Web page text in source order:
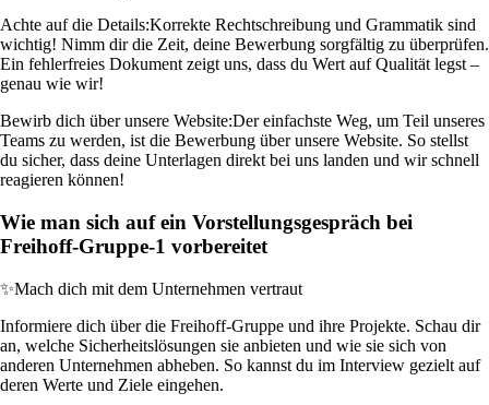
Achte auf die Details:Korrekte Rechtschreibung und Grammatik sind
wichtig! Nimm dir die Zeit, deine Bewerbung sorgfältig zu überprüfen.
Ein fehlerfreies Dokument zeigt uns, dass du Wert auf Qualität legst –
genau wie wir!
Bewirb dich über unsere Website:Der einfachste Weg, um Teil unseres
Teams zu werden, ist die Bewerbung über unsere Website. So stellst
du sicher, dass deine Unterlagen direkt bei uns landen und wir schnell
reagieren können!
Wie man sich auf ein Vorstellungsgespräch bei
Freihoff-Gruppe-1 vorbereitet
✨Mach dich mit dem Unternehmen vertraut
Informiere dich über die Freihoff-Gruppe und ihre Projekte. Schau dir
an, welche Sicherheitslösungen sie anbieten und wie sie sich von
anderen Unternehmen abheben. So kannst du im Interview gezielt auf
deren Werte und Ziele eingehen.